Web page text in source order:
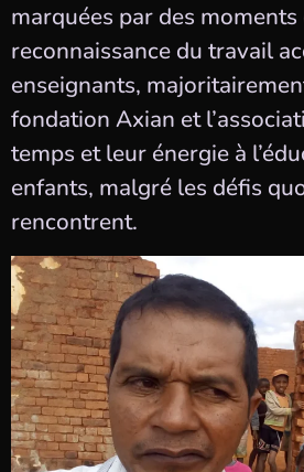
marquées par des
reconnaissance du travail
enseignants,
fondation Axian et
temps et leur énergie à
enfants, malgré les défis
rencontrent.